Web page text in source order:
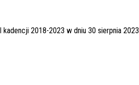
kadencji 2018-2023 w dniu 30 sierpnia 2023